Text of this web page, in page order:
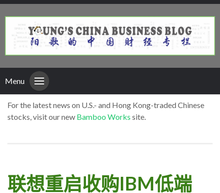
Menu
For the latest news on U.S.- and Hong Kong-traded Chinese
stocks, visit our new Bamboo Works site.
联想重启收购IBM低端